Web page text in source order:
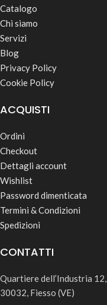
Catalogo
Chi siamo
Servizi
Blog
Privacy Policy
Cookie Policy
ACQUISTI
Ordini
Checkout
Dettagli account
Wishlist
Password dimenticata
Termini & Condizioni
Spedizioni
CONTATTI
Quartiere dell’Industria 12,
30032, Fiesso (VE)